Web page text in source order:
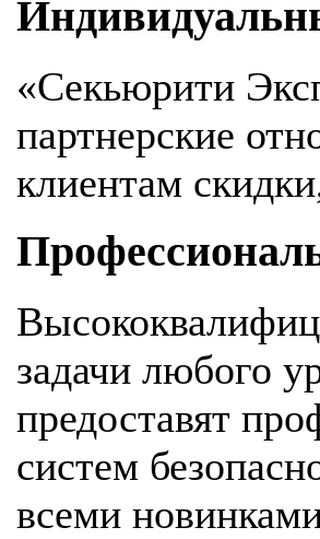
«Секьюрити
партнерские
клиентам
задачи любого
предоставят
систем
всеми